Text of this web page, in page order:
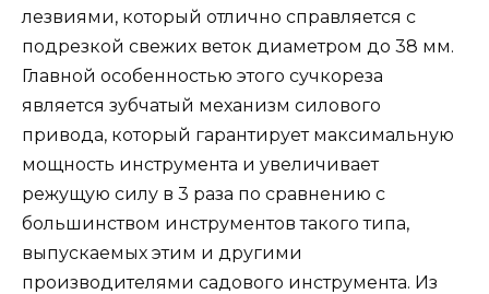
лезвиями, который отлично справляется с
подрезкой свежих веток диаметром до 38 мм.
Главной особенностью этого сучкореза
является зубчатый механизм силового
привода, который гарантирует максимальную
мощность инструмента и увеличивает
режущую силу в 3 раза по сравнению с
большинством инструментов такого типа,
выпускаемых этим и другими
производителями садового инструмента. Из